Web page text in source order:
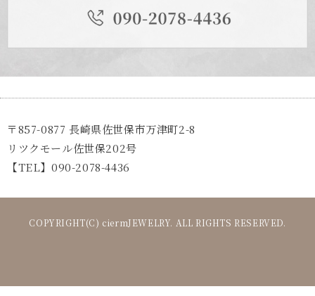
〒857-0877 長崎県佐世保市万津町2-8
リツクモール佐世保202号
【TEL】090-2078-4436
COPYRIGHT(C) ciermJEWELRY. ALL RIGHTS RESERVED.